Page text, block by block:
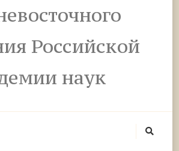
Российской
наук